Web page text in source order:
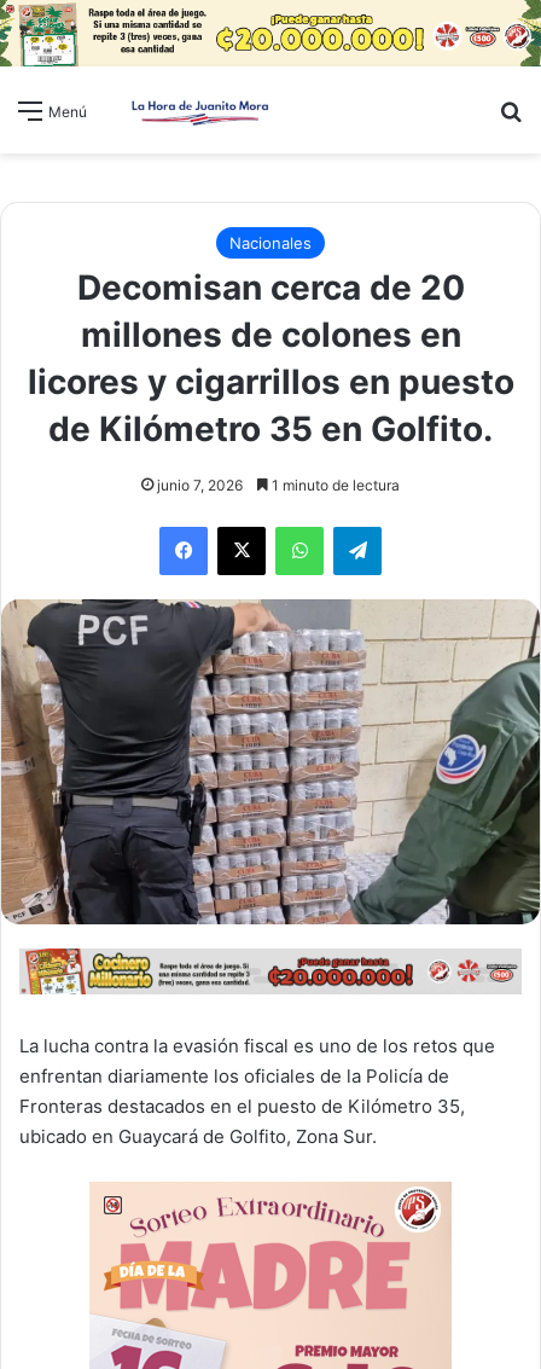
Menú
Nacionales
Decomisan cerca de 20
millones de colones en
licores y cigarrillos en puesto
de Kilómetro 35 en Golfito.
junio 7, 2026 1 minuto de lectura
WhatsAppTelegram
La lucha contra la evasión fiscal es uno de los retos que
enfrentan diariamente los oficiales de la Policía de
Fronteras destacados en el puesto de Kilómetro 35,
ubicado en Guaycará de Golfito, Zona Sur.